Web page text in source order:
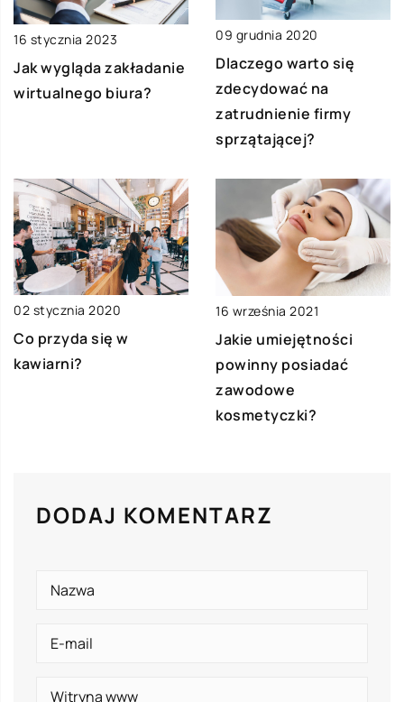
16 stycznia 2023
Jak wygląda zakładanie
wirtualnego biura?
09 grudnia 2020
Dlaczego warto się
zdecydować na
zatrudnienie firmy
sprzątającej?
02 stycznia 2020
Co przyda się w
kawiarni?
16 września 2021
Jakie umiejętności
powinny posiadać
zawodowe
kosmetyczki?
DODAJ KOMENTARZ